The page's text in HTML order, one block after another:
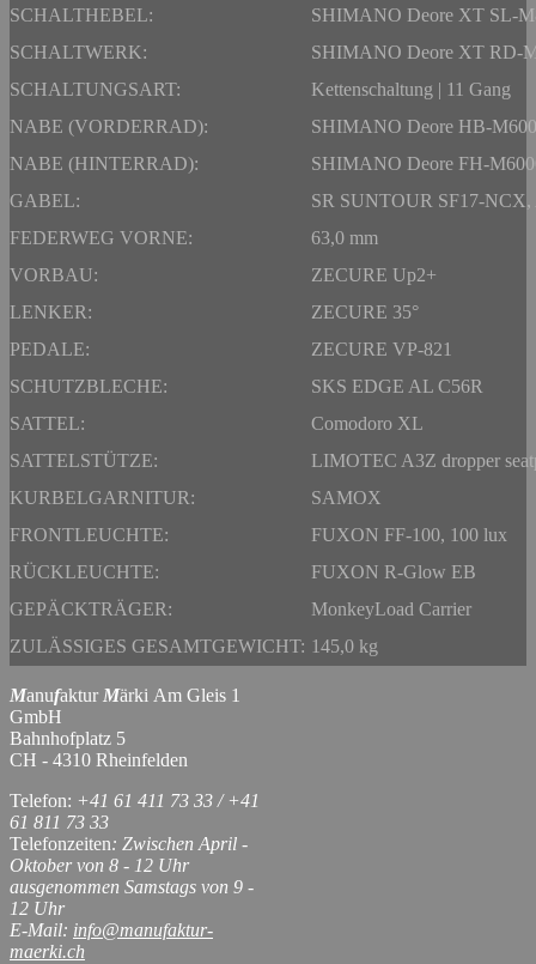
SCHALTHEBEL:
SHIMANO Deore XT SL-
SCHALTWERK:
SHIMANO Deore XT RD-
SCHALTUNGSART:
Kettenschaltung | 11 Gang
NABE (VORDERRAD):
SHIMANO Deore HB-
NABE (HINTERRAD):
SHIMANO Deore FH-
GABEL:
SR SUNTOUR SF17-NCX,
FEDERWEG VORNE:
63,0 mm
VORBAU:
ZECURE Up2+
LENKER:
ZECURE 35°
PEDALE:
ZECURE VP-821
SCHUTZBLECHE:
SKS EDGE AL C56R
SATTEL:
Comodoro XL
SATTELSTÜTZE:
LIMOTEC A3Z dropper
KURBELGARNITUR:
SAMOX
FRONTLEUCHTE:
FUXON FF-100, 100 lux
RÜCKLEUCHTE:
FUXON R-Glow EB
GEPÄCKTRÄGER:
MonkeyLoad Carrier
ZULÄSSIGES GESAMTGEWICHT: 145,0 kg
Manufaktur Märki Am Gleis 1
GmbH
Bahnhofplatz 5
CH - 4310 Rheinfelden
Telefon: +41 61 411 73 33 / +41
61 811 73 33
Telefonzeiten: Zwischen April -
Oktober von 8 - 12 Uhr
ausgenommen Samstags von 9 -
12 Uhr
E-Mail: info@manufaktur-
maerki.ch